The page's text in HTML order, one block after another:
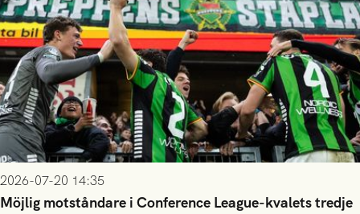
2026-07-20 14:35
Möjlig motståndare i Conference League-kvalets tredje